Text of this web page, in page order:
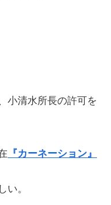
小清水所長の許可を
『カーネーション』
い。